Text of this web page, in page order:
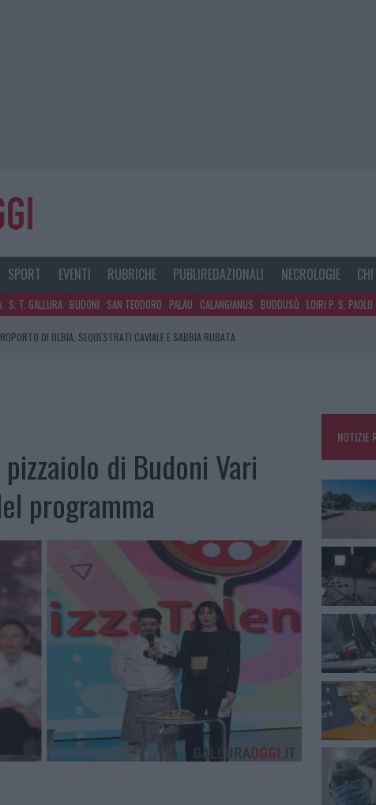
SPORT EVENTI RUBRICHE PUBLIREDAZIONALI NECROLOGIE
S. T. GALLURA BUDONI SAN TEODORO PALAU CALANGIANUS BUDDUSÒ LOIRI P. S. PAOLO
DI ESTETICA MEDICALE AVANZATA IN EUROPA: CLASSIFICA DEI 5 CENTRI DI
SEQUESTRATI CAVIALE E SABBIA RUBATAdi Budoni Vari
programma
NOTIZIE